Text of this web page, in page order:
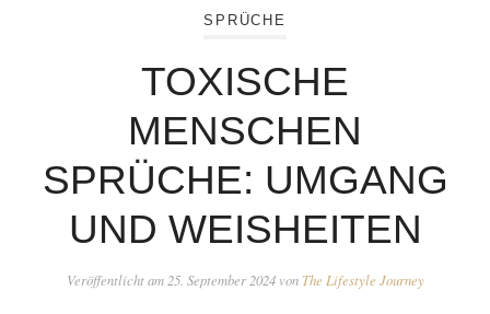
SPRÜCHE
TOXISCHE
MENSCHEN
SPRÜCHE: UMGANG
UND WEISHEITEN
Veröffentlicht am 25. September 2024 von The Lifestyle Journey